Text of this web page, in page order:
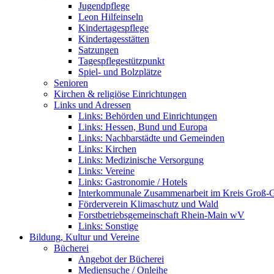
Jugendpflege
Leon Hilfeinseln
Kindertagespflege
Kindertagesstätten
Satzungen
Tagespflegestützpunkt
Spiel- und Bolzplätze
Senioren
Kirchen & religiöse Einrichtungen
Links und Adressen
Links: Behörden und Einrichtungen
Links: Hessen, Bund und Europa
Links: Nachbarstädte und Gemeinden
Links: Kirchen
Links: Medizinische Versorgung
Links: Vereine
Links: Gastronomie / Hotels
Interkommunale Zusammenarbeit im Kreis Groß-
Förderverein Klimaschutz und Wald
Forstbetriebsgemeinschaft Rhein-Main wV
Links: Sonstige
Bildung, Kultur und Vereine
Bücherei
Angebot der Bücherei
Mediensuche / Onleihe